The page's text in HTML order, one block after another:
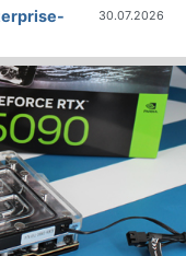
30.07.2026